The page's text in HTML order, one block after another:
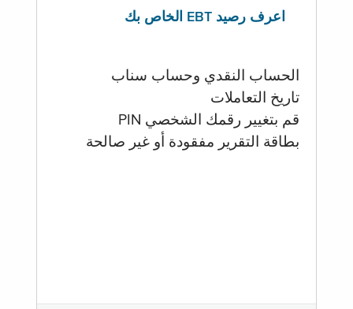
اعرف رصيد EBT الخاص بك
الحساب النقدي وحساب سناب
تاريخ التعاملات
قم بتغيير رقمك الشخصي PIN
بطاقة التقرير مفقودة أو غير صالحة